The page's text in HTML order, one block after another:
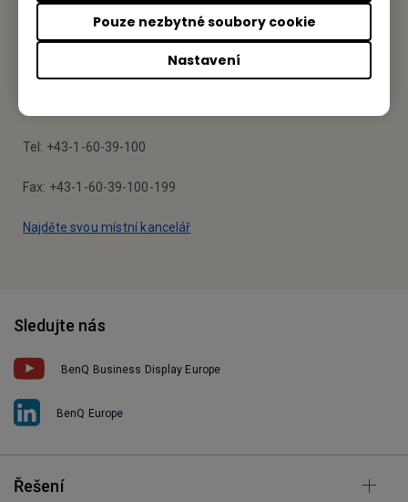
Nastavení
Pouze nezbytné soubory cookie
Najděte svůj BenQ
BenQ Austria GmbH Central & Eastern Europe
Tel: +43-1-60-39-100
Fax: +43-1-60-39-100-199
Najděte svou místní kancelář
Sledujte nás
BenQ Business Display Europe
BenQ Europe
Řešení